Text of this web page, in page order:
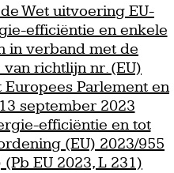
Wet uitvoering EU-
efficiëntie en enkele
in verband met de
richtlijn nr. (EU)
Parlement en
september 2023
efficiëntie en tot
(EU) 2023/955
EU 2023, L 231)